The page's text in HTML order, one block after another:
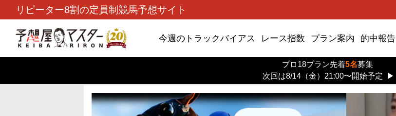
リピーター8割の定員制競馬予想サイト
今週のトラックバイアス レース指数 プラン案内 的中報告
プロ18プラン先着5名募集
次回は8/14（金）21:00〜開始予定
▶